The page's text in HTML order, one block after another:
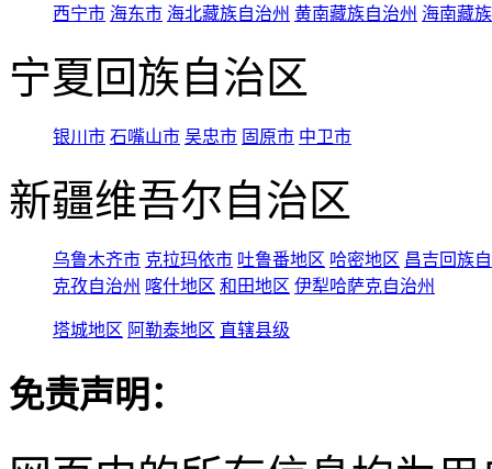
西宁市 海东市 海北藏族自治州 黄南藏族自治州 海南藏
宁夏回族自治区
银川市 石嘴山市 吴忠市 固原市 中卫市
新疆维吾尔自治区
乌鲁木齐市 克拉玛依市 吐鲁番地区 哈密地区 昌吉回族
克孜自治州 喀什地区 和田地区 伊犁哈萨克自治州
塔城地区 阿勒泰地区 直辖县级
免责声明：